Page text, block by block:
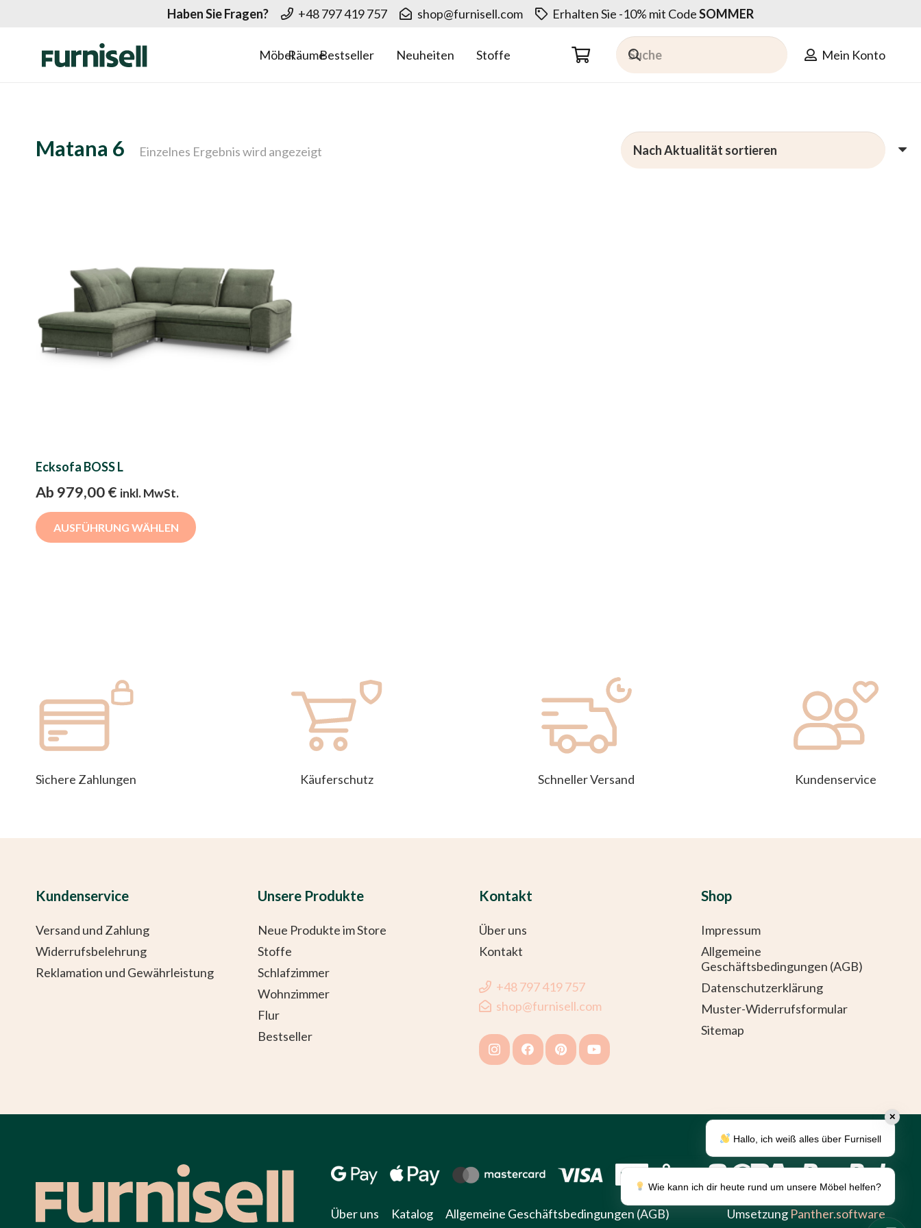
Haben Sie Fragen? +48 797 419 757 shop@furnisell.com Erhalten Sie -10% mit CodeSOMMER
MöbelRäumeBestseller Neuheiten Stoffe Mein Konto
Matana 6 Einzelnes Ergebnis wird angezeigt
Ecksofa BOSS L
Ab 979,00€ inkl. MwSt.
AUSFÜHRUNG WÄHLEN
Sichere Zahlungen
Käuferschutz Schneller Versand Kundenservice
Kundenservice
Versand und Zahlung
Widerrufsbelehrung
Reklamation und Gewährleistung
Unsere Produkte
Neue Produkte im Store
Stoffe
Schlafzimmer
Wohnzimmer
Flur
Bestseller
Kontakt
Über uns
Kontakt
+48 797 419 757
shop@furnisell.com
Shop
Impressum
Allgemeine
Geschäftsbedingungen (AGB)
Datenschutzerklärung
Muster-Widerrufsformular
Sitemap
Über uns Katalog Allgemeine Geschäftsbedingungen (AGB) Umsetzung Panther.software
✕
Hallo, ich weiß alles über Furnisell
Wie kann ich dir heute rund um unsere Möbel helfen?